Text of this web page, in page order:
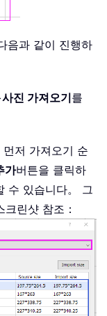
음과 같이 진행하
사진 가져오기를
저 가져오기 순
가버튼을 클릭하
수 있습니다。 그
린샷 참조：